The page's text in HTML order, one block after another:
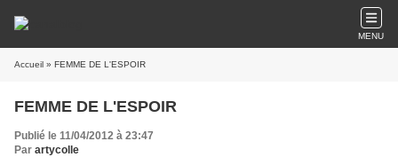
MENU
Accueil » FEMME DE L'ESPOIR
FEMME DE L'ESPOIR
Publié le 11/04/2012 à 23:47
Par artycolle